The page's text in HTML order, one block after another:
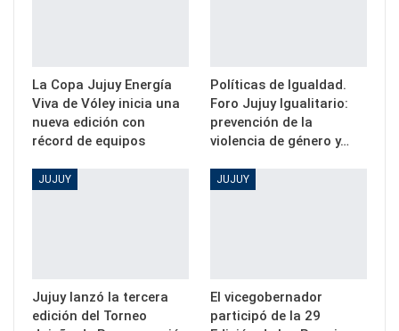
La Copa Jujuy Energía
Viva de Vóley inicia una
nueva edición con
récord de equipos
Políticas de Igualdad.
Foro Jujuy Igualitario:
prevención de la
violencia de género y…
JUJUY
Jujuy lanzó la tercera
edición del Torneo
JUJUY
El vicegobernador
participó de la 29